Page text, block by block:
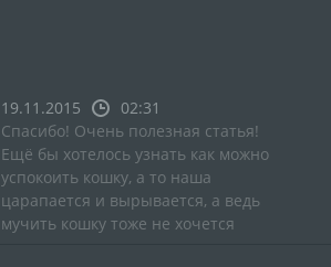
19.11.2015
02:31
Спасибо! Очень полезная статья!
Ещё бы хотелось узнать как можно
успокоить кошку, а то наша
царапается и вырывается, а ведь
мучить кошку тоже не хочется